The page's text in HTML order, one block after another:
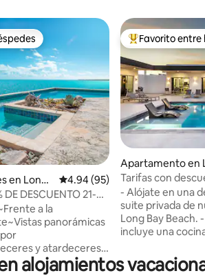
23 reseñas
en Long
Calificación promedio: 4.94 de
4.94 (95)
DESCUENTO 21-
a la
panorámicas
y atardeceres
5 minutos
Bay y de las playas,
Favorito entre
Favorito entre
Apartamento en
Tarifas con
lujo completa 1BR
- Alójate en una de nuestras modernas
suite privada de
Long Bay Beach. - Tu suite privada
incluye una
tamaño queen y
habitación con
alojamientos